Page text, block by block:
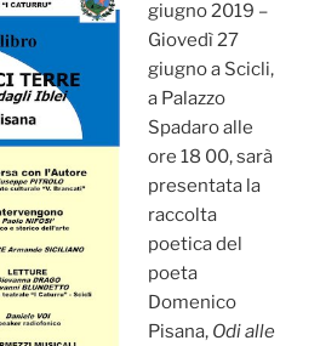
giugno 2019 –
Giovedì 27
giugno a Scicli,
a Palazzo
Spadaro alle
ore 18 00, sarà
presentata la
raccolta
poetica del
poeta
Domenico
Pisana,Odi alle